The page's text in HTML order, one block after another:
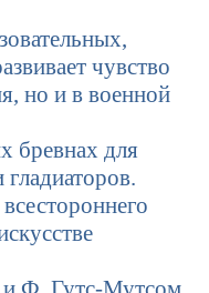
чувство
но и в военной
бревнах для